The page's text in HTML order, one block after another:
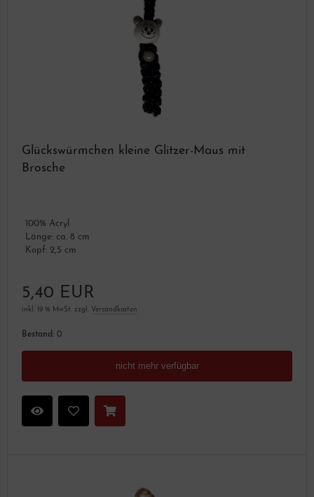
Glückswürmchen kleine Glitzer-Maus mit
Brosche
100% Acryl
Länge: ca. 8 cm
Kopf: 2,5 cm
5,40 EUR
inkl. 19 % MwSt. zzgl. Versandkosten
Bestand: 0
nicht mehr verfügbar